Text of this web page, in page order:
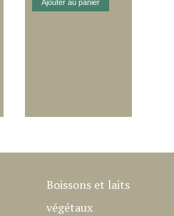
Boissons et laits
végétaux